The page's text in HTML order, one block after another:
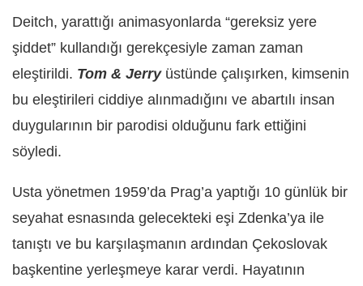
Deitch, yarattığı animasyonlarda “gereksiz yere
şiddet” kullandığı gerekçesiyle zaman zaman
eleştirildi. Tom & Jerryüstünde çalışırken, kimsenin
bu eleştirileri ciddiye alınmadığını ve abartılı insan
duygularının bir parodisi olduğunu fark ettiğini
söyledi.
Usta yönetmen 1959’da Prag’a yaptığı 10 günlük bir
seyahat esnasında gelecekteki eşi Zdenka’ya ile
tanıştı ve bu karşılaşmanın ardından Çekoslovak
başkentine yerleşmeye karar verdi. Hayatının